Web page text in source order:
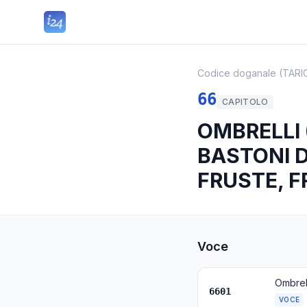
Codice doganale
66 CAPITOLO
BASTONI
FRUSTE,
Voce
6601
VOCE